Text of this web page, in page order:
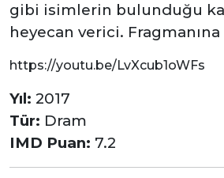
gibi isimlerin bulunduğu
heyecan verici.
https://youtu.be/LvXcub1oWFs
Yıl: 2017
Tür: Dram
IMD Puan: 7.2